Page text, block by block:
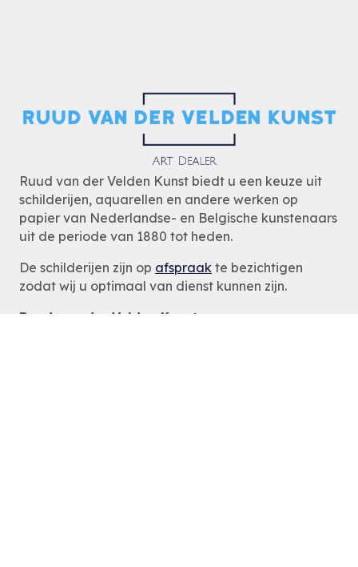
Ruud van der Velden Kunst biedt u een keuze uit
schilderijen, aquarellen en andere werken op
papier van Nederlandse- en Belgische kunstenaars
uit de periode van 1880 tot heden.
De schilderijen zijn op afspraak te bezichtigen
zodat wij u optimaal van dienst kunnen zijn.
Ruud van der Velden Kunst